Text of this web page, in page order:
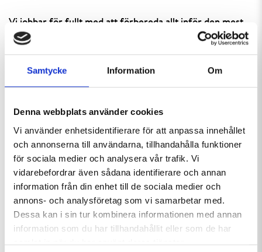
Samtycke Information Om
Denna webbplats använder cookies
Vi använder enhetsidentifierare för att anpassa innehållet
och annonserna till användarna, tillhandahålla funktioner
för sociala medier och analysera vår trafik. Vi
vidarebefordrar även sådana identifierare och annan
information från din enhet till de sociala medier och
annons- och analysföretag som vi samarbetar med.
Dessa kan i sin tur kombinera informationen med annan
information som du har tillhandahållit eller som de har
samlat in när du har använt deras tjänster.
Vi jobbar för fullt med att förbereda allt inför den mest
nyhetsladdade vintern någonsin och längtar massor efter
här och i våra sociala medier för fler bilder och
Foto: Storm Heliworks Foto: Sam Hedman